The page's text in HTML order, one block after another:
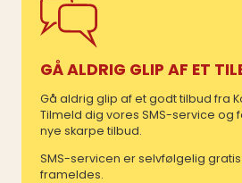
GÅ ALDRIG GLIP AF ET
Gå aldrig glip af et godt tilbud fra
Tilmeld dig vores SMS-service og
nye skarpe tilbud.
SMS-servicen er selvfølgelig
frameldes.